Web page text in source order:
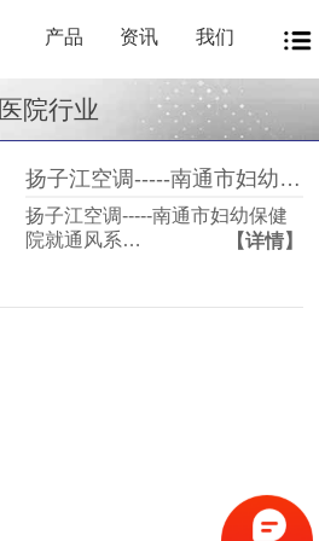
产品 资讯 我们
医院行业
扬子江空调-----南通市妇幼保健院就通风系统与扬子江空调达成一致
扬子江空调-----南通市妇幼保健
院就通风系…
【详情】